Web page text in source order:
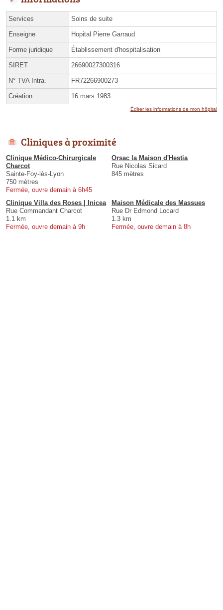
Services Soins de suite
Enseigne Hopital Pierre Garraud
Forme juridique Établissement d'hospitalisation
SIRET 26690027300316
N° TVA Intra. FR72266900273
Création 16 mars 1983
Éditer les informations de mon hôpital
Cliniques à proximité
Clinique Médico-Chirurgicale
Charcot
Sainte-Foy-lès-Lyon
750 mètres
Fermée, ouvre demain à 6h45
Orsac la Maison d'Hestia
Rue Nicolas Sicard
845 mètres
Clinique Villa des Roses | Inicea
Rue Commandant Charcot
1.1 km
Fermée, ouvre demain à 9h
Maison Médicale des Massues
Rue Dr Edmond Locard
1.3 km
Fermée, ouvre demain à 8h